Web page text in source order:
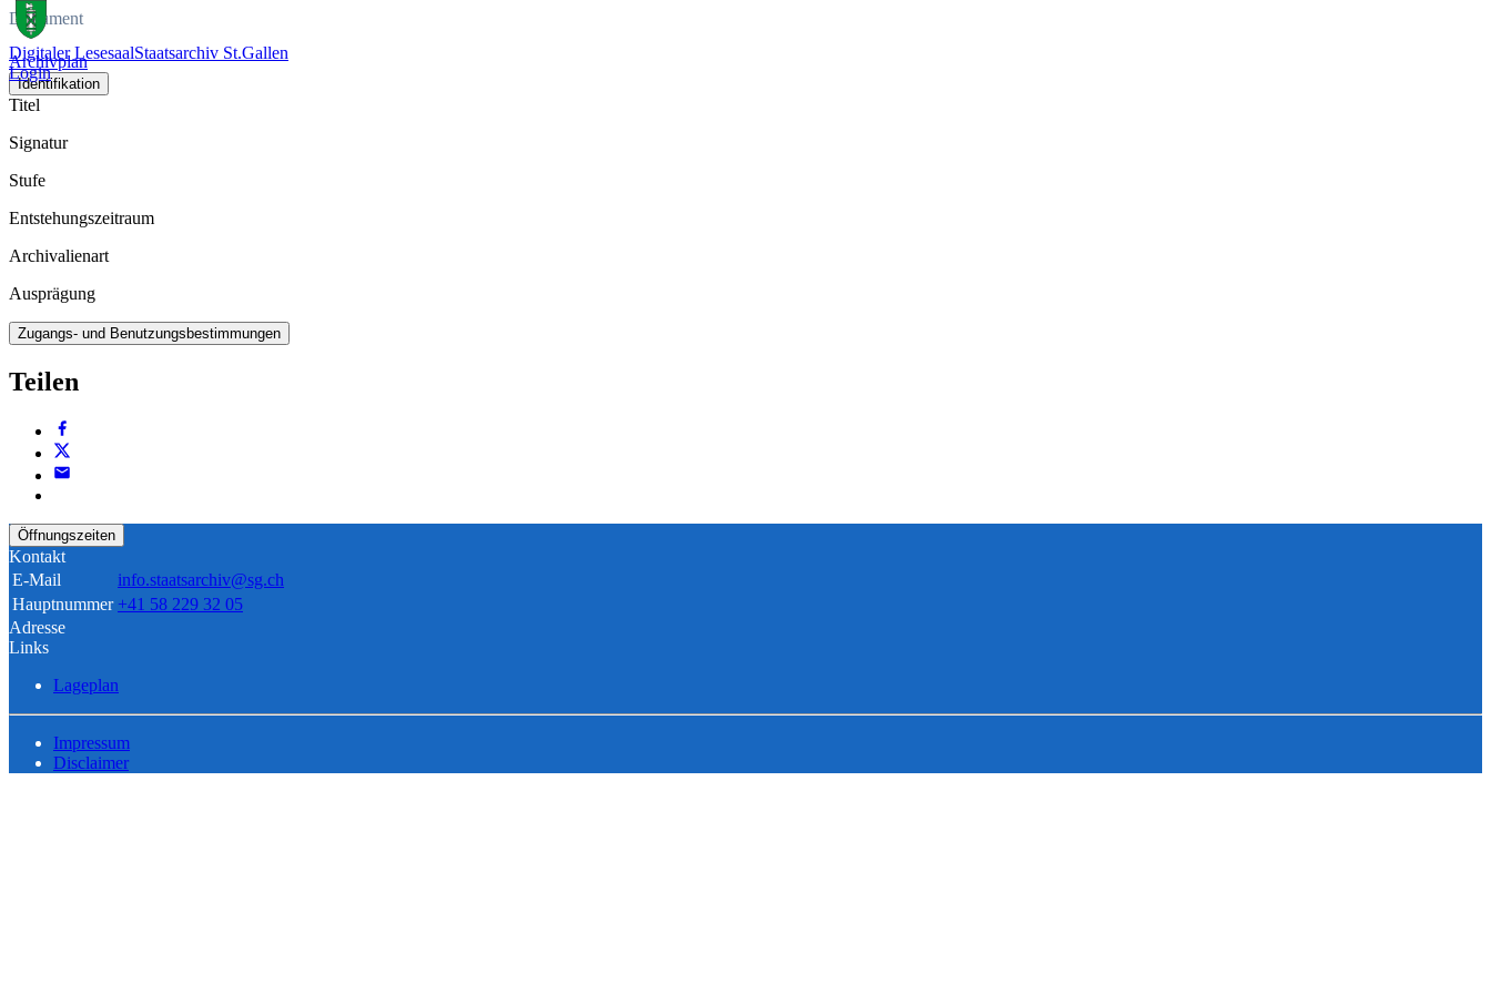
Digitaler LesesaalStaatsarchiv St.Gallen
Login
Dokument
Archivplan
Identifikation
Titel
Signatur
Stufe
Entstehungszeitraum
Archivalienart
Ausprägung
Zugangs- und Benutzungsbestimmungen
Teilen
Öffnungszeiten
Kontakt
E-Mail
info.staatsarchiv@sg.ch
Hauptnummer +41 58 229 32 05
Adresse
Links
Lageplan
Impressum
Disclaimer